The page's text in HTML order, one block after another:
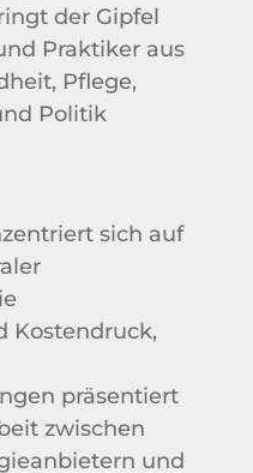
der Gipfel
Praktiker aus
Pflege,
Politik
sich auf
Kostendruck,
präsentiert
zwischen
und